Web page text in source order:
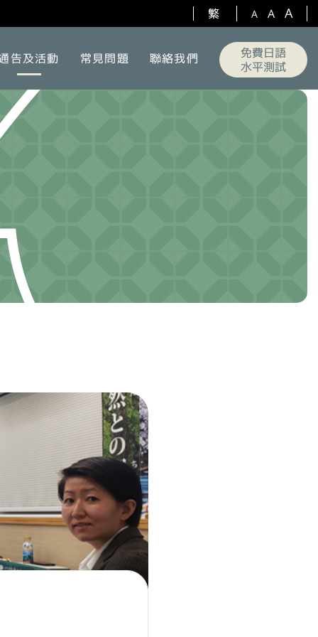
繁 A A A
告及活動 常見問題 聯絡我們
免費日語
水平測試